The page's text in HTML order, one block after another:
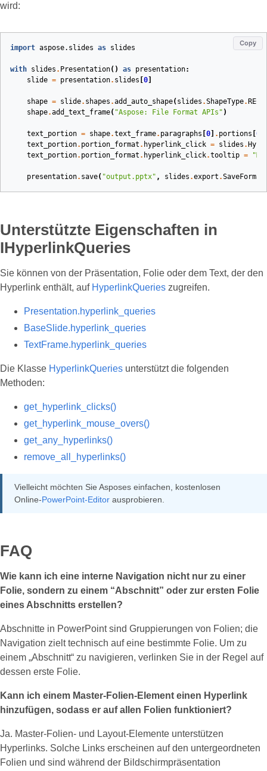
wird:
Copy
import aspose.slides as slides
with slides . Presentation() as presentation:
slide = presentation. slides 0
shape = slide. shapes .add_auto_shape( slides .ShapeType.
shape.add_text_frame( "Aspose: File Format APIs" )
text_portion = shape.text_frame. paragraphs 0 . portions 0
text_portion. portion_format . hyperlink_click = slides .
text_portion. portion_format . hyperlink_click.tooltip =
presentation. save( "output.pptx" , slides .export .SaveFormat
Unterstützte Eigenschaften in
IHyperlinkQueries
Sie können von der Präsentation, Folie oder dem Text, der den
Hyperlink enthält, auf HyperlinkQueries zugreifen.
Presentation.hyperlink_queries
BaseSlide.hyperlink_queries
TextFrame.hyperlink_queries
Die Klasse HyperlinkQueries unterstützt die folgenden
Methoden:
get_hyperlink_clicks()
get_hyperlink_mouse_overs()
get_any_hyperlinks()
remove_all_hyperlinks()
Vielleicht möchten Sie Asposes einfachen, kostenlosen
Online‑PowerPoint‑Editor ausprobieren.
FAQ
Wie kann ich eine interne Navigation nicht nur zu einer
Folie, sondern zu einem “Abschnitt” oder zur ersten Folie
eines Abschnitts erstellen?
Abschnitte in PowerPoint sind Gruppierungen von Folien; die
Navigation zielt technisch auf eine bestimmte Folie. Um zu
einem „Abschnitt“ zu navigieren, verlinken Sie in der Regel auf
dessen erste Folie.
Kann ich einem Master‑Folien‑Element einen Hyperlink
hinzufügen, sodass er auf allen Folien funktioniert?
Ja. Master‑Folien‑ und Layout‑Elemente unterstützen
Hyperlinks. Solche Links erscheinen auf den untergeordneten
Folien und sind während der Bildschirmpräsentation